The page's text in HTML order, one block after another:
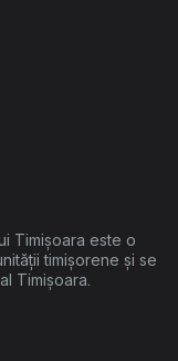
Timișoara este o
timișorene și se
Timișoara.